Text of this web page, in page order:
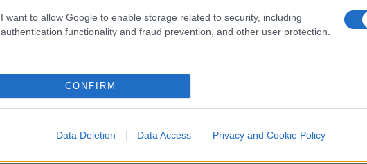
I want to allow Google to enable storage related to security, including
authentication functionality and fraud prevention, and other user protection.
CONFIRM
Data Deletion Data Access Privacy and Cookie Policy